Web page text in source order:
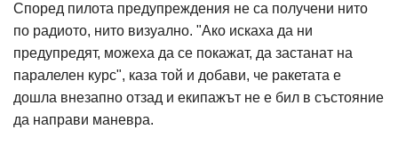
Според пилота предупреждения не са получени нито
по радиото, нито визуално. "Ако искаха да ни
предупредят, можеха да се покажат, да застанат на
паралелен курс", каза той и добави, че ракетата е
дошла внезапно отзад и екипажът не е бил в състояние
да направи маневра.